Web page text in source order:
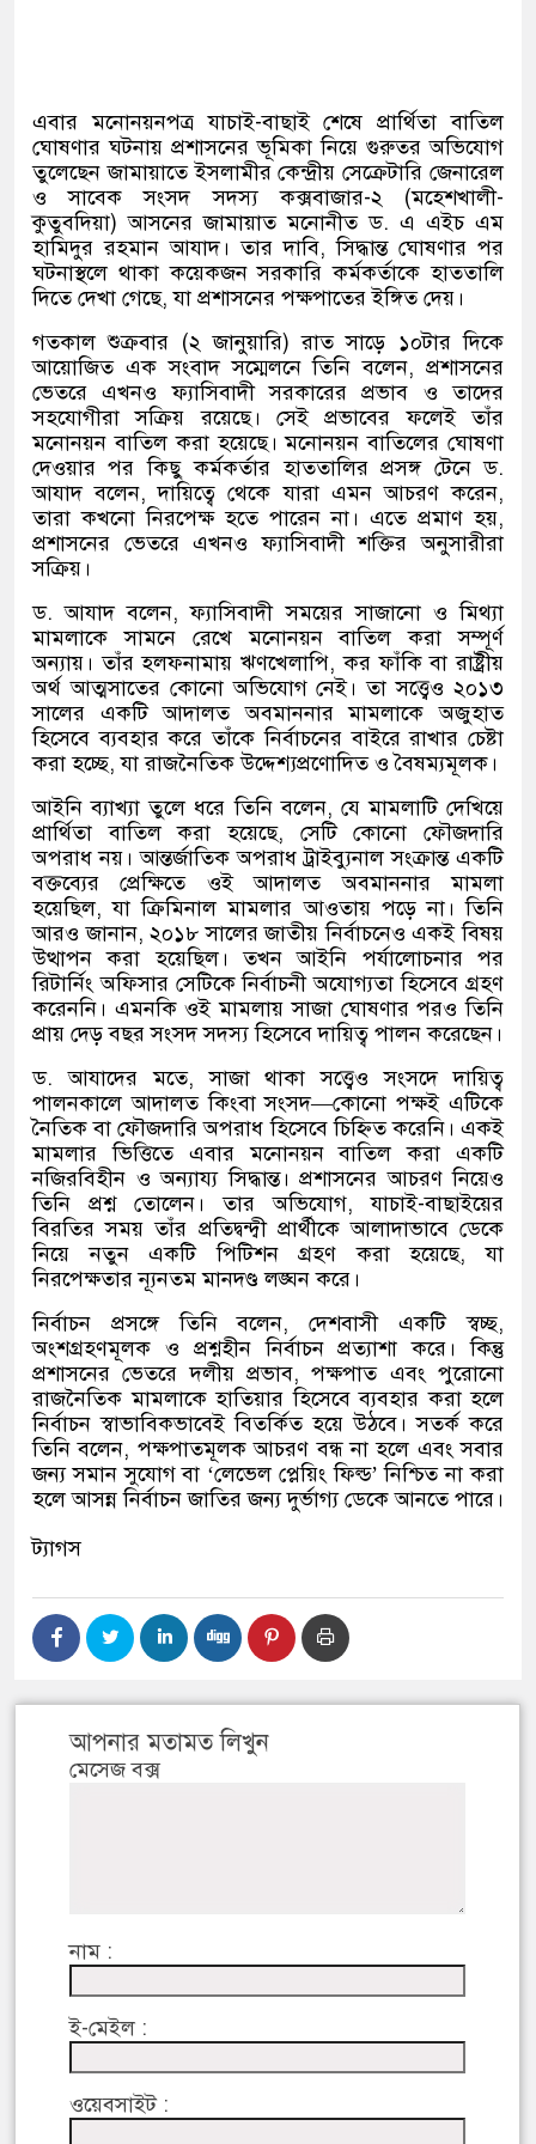
এবার মনোনয়নপত্র যাচাই-বাছাই শেষে প্রার্থিতা বাতিল
ঘোষণার ঘটনায় প্রশাসনের ভূমিকা নিয়ে গুরুতর অভিযোগ
তুলেছেন জামায়াতে ইসলামীর কেন্দ্রীয় সেক্রেটারি জেনারেল
ও সাবেক সংসদ সদস্য কক্সবাজার-২ (মহেশখালী-
কুতুবদিয়া) আসনের জামায়াত মনোনীত ড. এ এইচ এম
হামিদুর রহমান আযাদ। তার দাবি, সিদ্ধান্ত ঘোষণার পর
ঘটনাস্থলে থাকা কয়েকজন সরকারি কর্মকর্তাকে হাততালি
দিতে দেখা গেছে, যা প্রশাসনের পক্ষপাতের ইঙ্গিত দেয়।
গতকাল শুক্রবার (২ জানুয়ারি) রাত সাড়ে ১০টার দিকে
আয়োজিত এক সংবাদ সম্মেলনে তিনি বলেন, প্রশাসনের
ভেতরে এখনও ফ্যাসিবাদী সরকারের প্রভাব ও তাদের
সহযোগীরা সক্রিয় রয়েছে। সেই প্রভাবের ফলেই তাঁর
মনোনয়ন বাতিল করা হয়েছে। মনোনয়ন বাতিলের ঘোষণা
দেওয়ার পর কিছু কর্মকর্তার হাততালির প্রসঙ্গ টেনে ড.
আযাদ বলেন, দায়িত্বে থেকে যারা এমন আচরণ করেন,
তারা কখনো নিরপেক্ষ হতে পারেন না। এতে প্রমাণ হয়,
প্রশাসনের ভেতরে এখনও ফ্যাসিবাদী শক্তির অনুসারীরা
সক্রিয়।
ড. আযাদ বলেন, ফ্যাসিবাদী সময়ের সাজানো ও মিথ্যা
মামলাকে সামনে রেখে মনোনয়ন বাতিল করা সম্পূর্ণ
অন্যায়। তাঁর হলফনামায় ঋণখেলাপি, কর ফাঁকি বা রাষ্ট্রীয়
অর্থ আত্মসাতের কোনো অভিযোগ নেই। তা সত্ত্বেও ২০১৩
সালের একটি আদালত অবমাননার মামলাকে অজুহাত
হিসেবে ব্যবহার করে তাঁকে নির্বাচনের বাইরে রাখার চেষ্টা
করা হচ্ছে, যা রাজনৈতিক উদ্দেশ্যপ্রণোদিত ও বৈষম্যমূলক।
আইনি ব্যাখ্যা তুলে ধরে তিনি বলেন, যে মামলাটি দেখিয়ে
প্রার্থিতা বাতিল করা হয়েছে, সেটি কোনো ফৌজদারি
অপরাধ নয়। আন্তর্জাতিক অপরাধ ট্রাইব্যুনাল সংক্রান্ত একটি
বক্তব্যের প্রেক্ষিতে ওই আদালত অবমাননার মামলা
হয়েছিল, যা ক্রিমিনাল মামলার আওতায় পড়ে না। তিনি
আরও জানান, ২০১৮ সালের জাতীয় নির্বাচনেও একই বিষয়
উত্থাপন করা হয়েছিল। তখন আইনি পর্যালোচনার পর
রিটার্নিং অফিসার সেটিকে নির্বাচনী অযোগ্যতা হিসেবে গ্রহণ
করেননি। এমনকি ওই মামলায় সাজা ঘোষণার পরও তিনি
প্রায় দেড় বছর সংসদ সদস্য হিসেবে দায়িত্ব পালন করেছেন।
ড. আযাদের মতে, সাজা থাকা সত্ত্বেও সংসদে দায়িত্ব
পালনকালে আদালত কিংবা সংসদ—কোনো পক্ষই এটিকে
নৈতিক বা ফৌজদারি অপরাধ হিসেবে চিহ্নিত করেনি। একই
মামলার ভিত্তিতে এবার মনোনয়ন বাতিল করা একটি
নজিরবিহীন ও অন্যায্য সিদ্ধান্ত। প্রশাসনের আচরণ নিয়েও
তিনি প্রশ্ন তোলেন। তার অভিযোগ, যাচাই-বাছাইয়ের
বিরতির সময় তাঁর প্রতিদ্বন্দ্বী প্রার্থীকে আলাদাভাবে ডেকে
নিয়ে নতুন একটি পিটিশন গ্রহণ করা হয়েছে, যা
নিরপেক্ষতার ন্যূনতম মানদণ্ড লঙ্ঘন করে।
নির্বাচন প্রসঙ্গে তিনি বলেন, দেশবাসী একটি স্বচ্ছ,
অংশগ্রহণমূলক ও প্রশ্নহীন নির্বাচন প্রত্যাশা করে। কিন্তু
প্রশাসনের ভেতরে দলীয় প্রভাব, পক্ষপাত এবং পুরোনো
রাজনৈতিক মামলাকে হাতিয়ার হিসেবে ব্যবহার করা হলে
নির্বাচন স্বাভাবিকভাবেই বিতর্কিত হয়ে উঠবে। সতর্ক করে
তিনি বলেন, পক্ষপাতমূলক আচরণ বন্ধ না হলে এবং সবার
জন্য সমান সুযোগ বা ‘লেভেল প্লেয়িং ফিল্ড’ নিশ্চিত না করা
হলে আসন্ন নির্বাচন জাতির জন্য দুর্ভাগ্য ডেকে আনতে পারে।
ট্যাগস
আপনার মতামত লিখুন
মেসেজ বক্স
নাম :
ই-মেইল :
ওয়েবসাইট :